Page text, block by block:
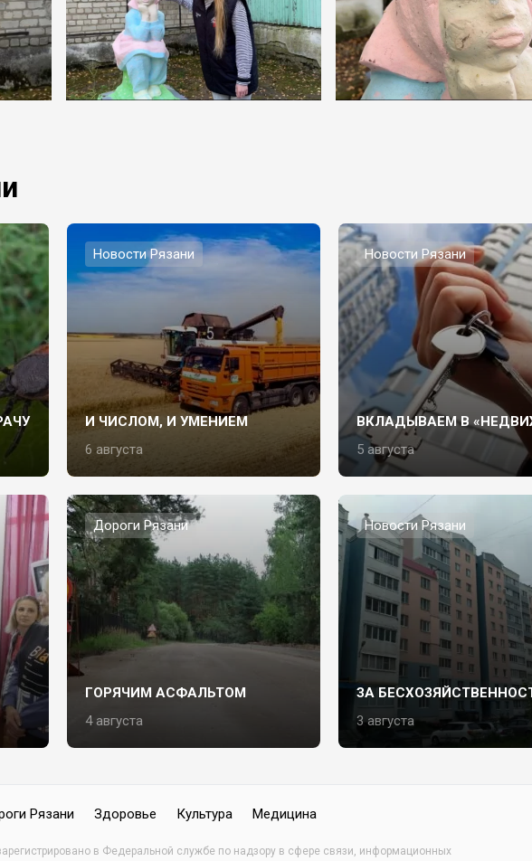
Новости Рязани
И ЧИСЛОМ, И УМЕНИЕМ
6 августа
Новости Рязани
ВКЛАДЫВАЕМ В
5 августа
Дороги Рязани
ГОРЯЧИМ АСФАЛЬТОМ
4 августа
Новости Рязани
ЗА
3 августа
Рязани Здоровье Культура Медицина
в Федеральной службе по надзору в сфере связи, информационных